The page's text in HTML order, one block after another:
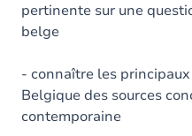
pertinente sur une
belge
- connaître les
Belgique des sources
contemporaine